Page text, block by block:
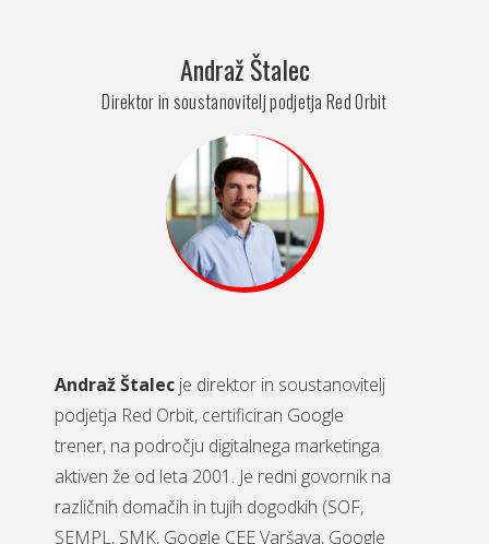
Andraž Štalec
Direktor in soustanovitelj podjetja Red Orbit
Andraž Štalec je direktor in soustanovitelj
podjetja Red Orbit, certificiran Google
trener, na področju digitalnega marketinga
aktiven že od leta 2001. Je redni govornik na
različnih domačih in tujih dogodkih (SOF,
SEMPL, SMK, Google CEE Varšava, Google